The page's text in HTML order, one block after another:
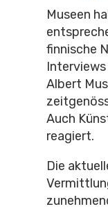
Museen
finnische
Albert
Auch
reagiert.
Die